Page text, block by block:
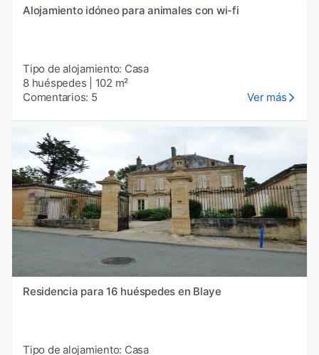
Alojamiento idóneo para animales con wi-fi
Tipo de alojamiento: Casa
8 huéspedes
102 m²
Comentarios: 5
Ver más
Residencia para 16 huéspedes en Blaye
Tipo de alojamiento: Casa